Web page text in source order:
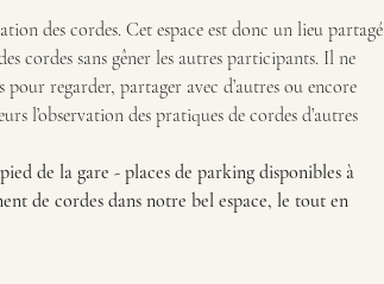
des cordes. Cet espace est donc un lieu partagé
cordes sans gêner les autres participants. Il ne
pour regarder, partager avec d’autres ou encore
l’observation des pratiques de cordes d’autres
de la gare - places de parking disponibles à
de cordes dans notre bel espace, le tout en